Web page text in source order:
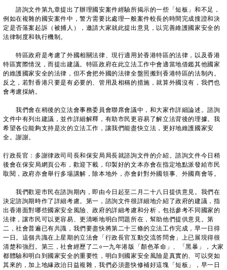
諮詢文件第九章提出了辦理國安案件經驗所揭示的一些「短板」和不足，
例如在複雜的國安案件中，警方需要比處理一般案件較長的時間完成搜證和決
定是否落案起訴（被捕人），邀請大家就此提出意見，以完善維護國家安全的
法律制度和執行機制。
特區政府是考慮了外國相關法律、現行適用於香港特區的法律，以及香港
特區實際情況，而提出建議。特區政府在此立法工作中會適當地借鑑其他國家
的維護國家安全的法律，但不會把外國的法律全盤照搬到香港特區的法制內。
反之，若對香港只要是有必要的、管用及相稱的措施，就算外國沒有，我們也
會考慮採納。
我們會在稍後的立法會事務委員會聯席會議中，和大家作詳細論述。諮詢
文件中有列出建議，並作詳細解釋，有助市民更容易了解立法背後的理據。我
希望各位能夠支持是次的立法工作，讓我們能盡快立法，更好地維護國家安
全。謝謝。
行政長官：多謝律政司司長和保安局局長就諮詢文件的介紹。諮詢文件今日稍
後會在保安局網頁公布，歡迎下載，印製好的文本亦會在指定地點派發給市民
取閱，政府亦會舉行多場講解，除本地外，亦會針對外國領事、外國商會等。
我們歡迎市民在諮詢期內，即由今日起至二月二十八日提供意見。我們在
決定諮詢期時作了詳細考慮。第一，諮詢文件很詳細地介紹了政府的建議，指
出香港面對哪些國家安全風險、政府的詳細考慮和分析，包括參考不同國家的
法律，讓市民可以更容易、更清晰地明白問題所在，幫助他們提供意見。第
二，社會普遍已有共識，我們要盡快將第二十三條的立法工作完成，早一日得
一日。這個共識在上星期的立法會「行政長官互動交流答問會」上已展現得很
清楚和強烈。第三，社會經歷了二○一九年港版「顏色革命」、「黑暴」，大家
都體驗和明白到國家安全的重要性，明白到國家安全風險是真實的、可以突如
其來的，加上地緣政治日益複雜，我們必須盡快修補好這塊「短板」，早一日